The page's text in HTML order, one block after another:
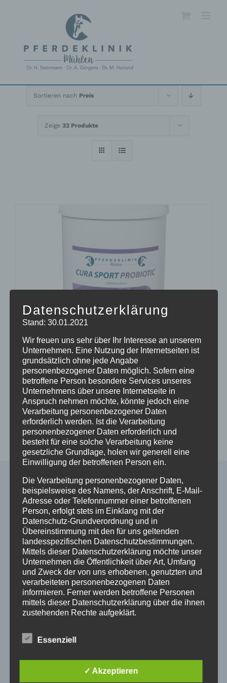
Sortieren nach Preis
Zeige 32 Produkte
CURA SPORT PROBIOTIC
45,77€ Enthält 7% Mehrwertsteuer zzgl.
Lieferzeit: sofort lieferbar
In den Warenkorb
Alle Shop Infos
Mein Konto
Zahlungsarten
Versand & Lieferung
Widerruf
Widerruf erklären
AGB
Impressum
Datenschutzerklärung
Pferdeklinik Mühlen GmbH
Datenschutzerklärung
Stand: 30.01.2021
Wir freuen uns sehr über Ihr Interesse an unserem
Unternehmen. Eine Nutzung der Internetseiten ist
grundsätzlich ohne jede Angabe
personenbezogener Daten möglich. Sofern eine
betroffene Person besondere Services unseres
Unternehmens über unsere Internetseite in
Anspruch nehmen möchte, könnte jedoch eine
Verarbeitung personenbezogener Daten
erforderlich werden. Ist die Verarbeitung
personenbezogener Daten erforderlich und
besteht für eine solche Verarbeitung keine
gesetzliche Grundlage, holen wir generell eine
Einwilligung der betroffenen Person ein.
Die Verarbeitung personenbezogener Daten,
beispielsweise des Namens, der Anschrift, E-Mail-
Adresse oder Telefonnummer einer betroffenen
Person, erfolgt stets im Einklang mit der
Datenschutz-Grundverordnung und in
Übereinstimmung mit den für uns geltenden
landesspezifischen Datenschutzbestimmungen.
Mittels dieser Datenschutzerklärung möchte unser
Unternehmen die Öffentlichkeit über Art, Umfang
und Zweck der von uns erhobenen, genutzten und
verarbeiteten personenbezogenen Daten
informieren. Ferner werden betroffene Personen
mittels dieser Datenschutzerklärung über die ihnen
zustehenden Rechte aufgeklärt.
Wir haben als für die Verarbeitung Verantwortlicher
zahlreiche technische und organisatorische
lückenlosen Schutz der über diese Internetseite
verarbeiteten personenbezogenen Daten
Essenziell
✓ Akzeptieren